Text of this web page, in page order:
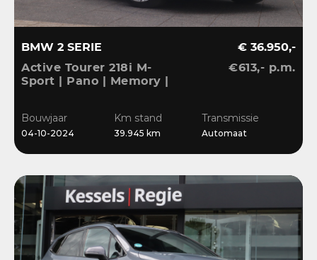
BMW 2 SERIE
Active Tourer 218i M-
Sport | Pano | Memory |
Massage |
Stuur/Stoelverwarming |
€ 36.950,-
€613,- p.m.
Bouwjaar
04-10-2024
Km stand
39.945 km
Transmissie
Automaat